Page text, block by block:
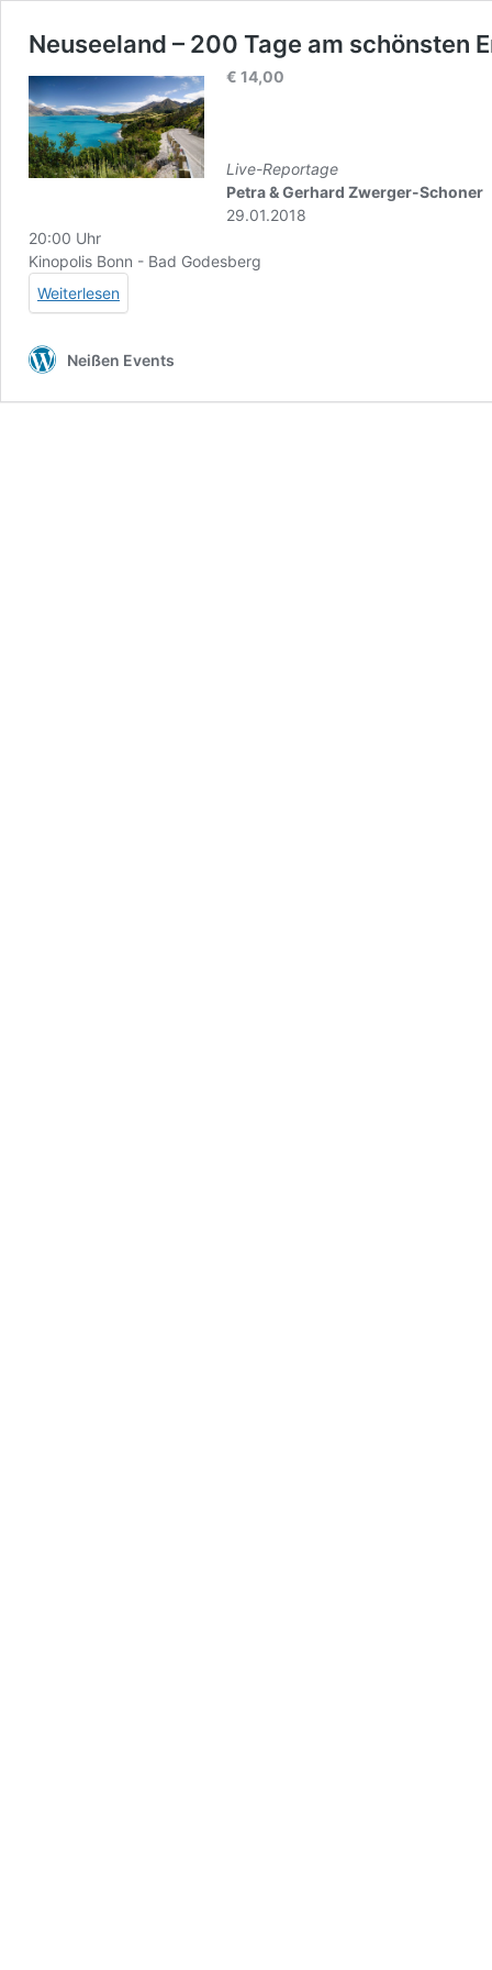
Neuseeland – 200 Tage am schönsten
€ 14,00
Live-Reportage
Petra & Gerhard Zwerger-Schoner
29.01.2018
20:00 Uhr
Kinopolis Bonn - Bad Godesberg
Weiterlesen
Neißen Events